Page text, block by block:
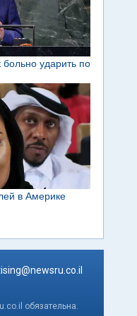
обязательна.